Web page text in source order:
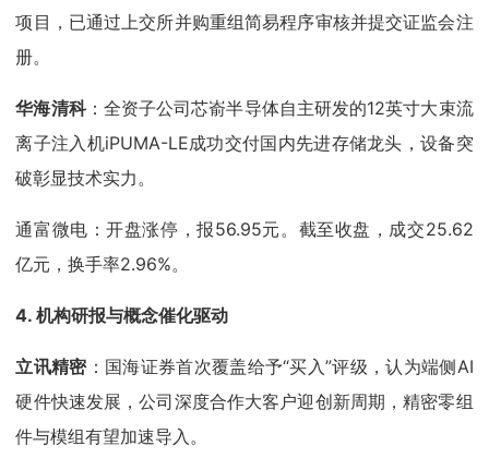
项目，已通过上交所并购重组简易程序审核并提交证监会注
册。
华海清科：全资子公司芯嵛半导体自主研发的12英寸大束流
离子注入机iPUMA-LE成功交付国内先进存储龙头，设备突
破彰显技术实力。
通富微电：开盘涨停，报56.95元。截至收盘，成交25.62
亿元，换手率2.96%。
4.机构研报与概念催化驱动
立讯精密：国海证券首次覆盖给予“买入”评级，认为端侧AI
硬件快速发展，公司深度合作大客户迎创新周期，精密零组
件与模组有望加速导入。